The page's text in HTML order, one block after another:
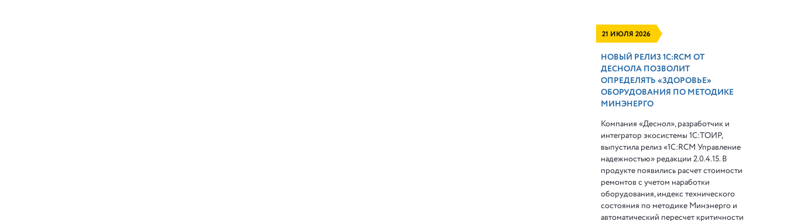
21 ИЮЛЯ 2026
НОВЫЙ РЕЛИЗ 1С:RCM ОТ
ДЕСНОЛА ПОЗВОЛИТ
ОПРЕДЕЛЯТЬ «ЗДОРОВЬЕ»
ОБОРУДОВАНИЯ ПО МЕТОДИКЕ
МИНЭНЕРГО
Компания «Деснол», разработчик и
интегратор экосистемы 1С:ТОИР,
выпустила релиз «1С:RCM Управление
надежностью» редакции 2.0.4.15. В
продукте появились расчет стоимости
ремонтов с учетом наработки
оборудования, индекс технического
состояния по методике Минэнерго и
автоматический пересчет критичности